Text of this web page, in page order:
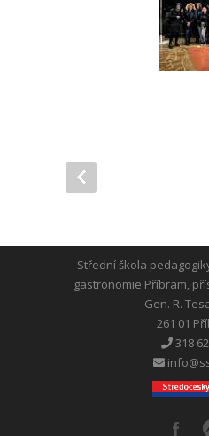
Střední škola
gastronomie Příbram,
Gen. R.
261 01
318